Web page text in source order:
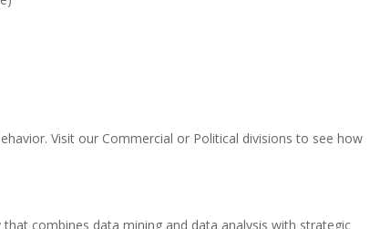
Visit our Commercial or Political divisions to see how
combines data mining and data analysis with strategic